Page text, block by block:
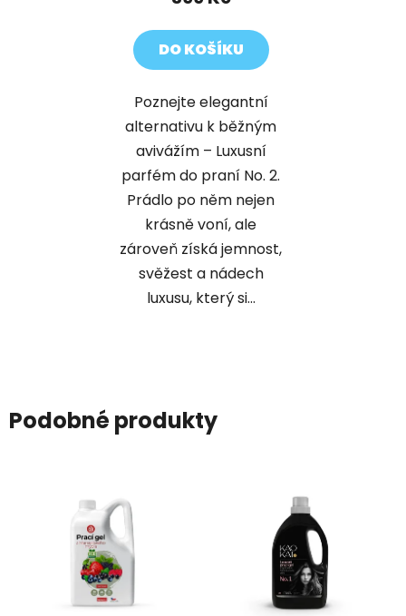
DO KOŠÍKU
Poznejte elegantní
alternativu k běžným
avivážím – Luxusní
parfém do praní No. 2.
Prádlo po něm nejen
krásně voní, ale
zároveň získá jemnost,
svěžest a nádech
luxusu, který si...
Podobné produkty